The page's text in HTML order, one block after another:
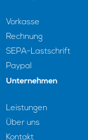
Vorkasse
Rechnung
SEPA-Lastschrift
Paypal
Unternehmen
Leistungen
Über uns
Kontakt